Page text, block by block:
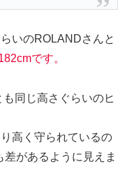
いのROLANDさんと
です。
同じ高さぐらいのヒ
高く守られているの
があるように見えま